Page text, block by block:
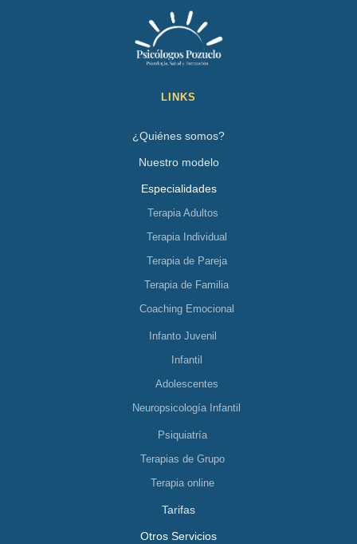
LINKS
¿Quiénes somos?
Nuestro modelo
Especialidades
Terapia Adultos
Terapia Individual
Terapia de Pareja
Terapia de Familia
Coaching Emocional
Infanto Juvenil
Infantil
Adolescentes
Neuropsicología Infantil
Psiquiatría
Terapias de Grupo
Terapia online
Tarifas
Otros Servicios